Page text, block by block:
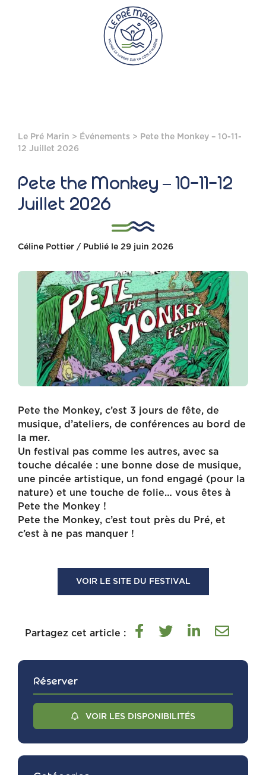
Le Pré Marin > Événements > Pete the Monkey – 10-11-
12 Juillet 2026
Pete the Monkey – 10-11-12
Juillet 2026
Céline Pottier / Publié le 29 juin 2026
Pete the Monkey, c’est 3 jours de fête, de
musique, d’ateliers, de conférences au bord de
la mer.
Un festival pas comme les autres, avec sa
touche décalée : une bonne dose de musique,
une pincée artistique, un fond engagé (pour la
nature) et une touche de folie… vous êtes à
Pete the Monkey !
Pete the Monkey, c’est tout près du Pré, et
c’est à ne pas manquer !
VOIR LE SITE DU FESTIVAL
Partagez cet article :
Réserver
VOIR LES DISPONIBILITÉS